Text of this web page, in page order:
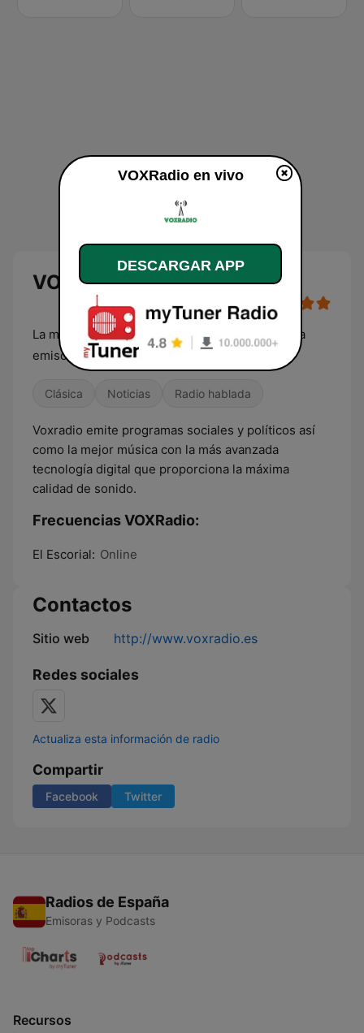
VOXRadio en directo
La mejor música que no escucharás en ninguna
emisora y... políticamente incorrectos.
Clásica Noticias Radio hablada
Voxradio emite programas sociales y políticos así
como la mejor música con la más avanzada
tecnología digital que proporciona la máxima
calidad de sonido.
Frecuencias VOXRadio:
El Escorial: Online
Contactos
Sitio web http://www.voxradio.es
Redes sociales
Actualiza esta información de radio
Compartir
Facebook Twitter
Radios de España
Emisoras y Podcasts
Recursos
VOXRadio en vivo
DESCARGAR APP